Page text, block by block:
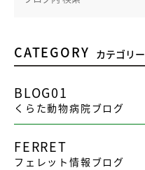
CATEGORY カテゴリー
BLOG01
くらた動物病院ブログ
FERRET
フェレット情報ブログ